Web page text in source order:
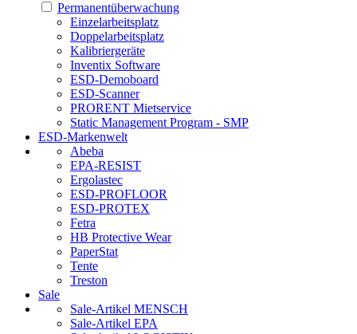
Permanentüberwachung
Einzelarbeitsplatz
Doppelarbeitsplatz
Kalibriergeräte
Inventix Software
ESD-Demoboard
ESD-Scanner
PRORENT Mietservice
Static Management Program - SMP
ESD-Markenwelt
Abeba
EPA-RESIST
Ergolastec
ESD-PROFLOOR
ESD-PROTEX
Fetra
HB Protective Wear
PaperStat
Tente
Treston
Sale
Sale-Artikel MENSCH
Sale-Artikel EPA